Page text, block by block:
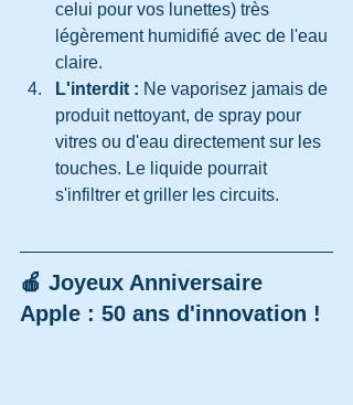
celui pour vos lunettes) très
légèrement humidifié avec de l'eau
claire.
L'interdit : Ne vaporisez jamais de
produit nettoyant, de spray pour
vitres ou d'eau directement sur les
touches. Le liquide pourrait
s'infiltrer et griller les circuits.
🍎 Joyeux Anniversaire
Apple : 50 ans d'innovation !